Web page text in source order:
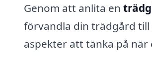
Genom att anlita en
förvandla din trädgård till
aspekter att tänka på